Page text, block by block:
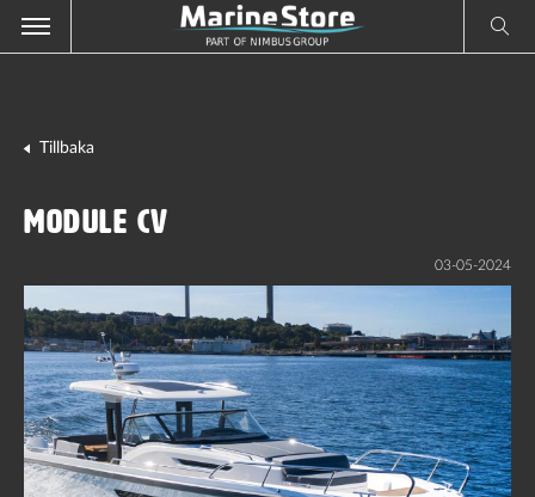
Tillbaka
Module CV
03-05-2024